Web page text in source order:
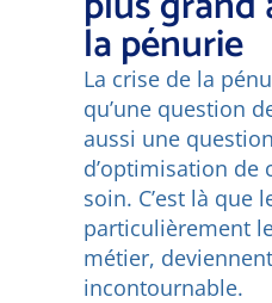
la pénurie
La crise de la
qu’une question
aussi une
d’optimisation de
soin. C’est là que
particulièrement
métier,
incontournable.